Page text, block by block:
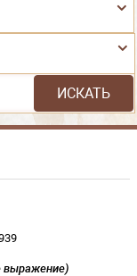
выражение)